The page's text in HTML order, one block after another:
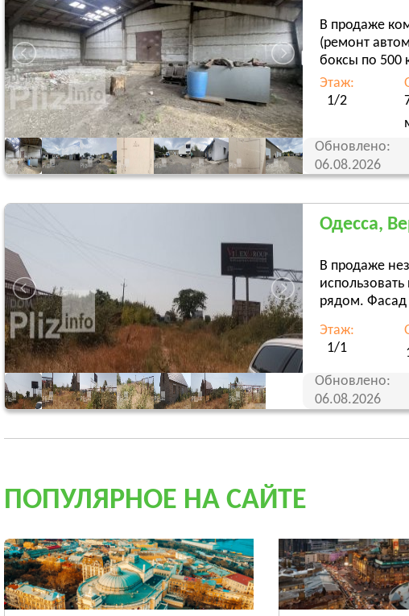
В продаже
(ремонт
боксы по 500
Этаж:
1/2
Обновлено:
06.08.2026
Одесса,
В продаже
рядом. Фасад
Этаж:
1/1
Обновлено:
06.08.2026
ПОПУЛЯРНОЕ НА САЙТЕ